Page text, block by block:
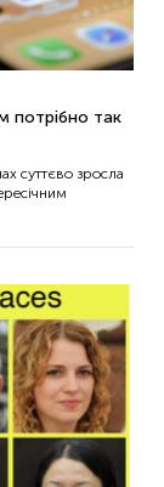
потрібно так
суттєво зросла